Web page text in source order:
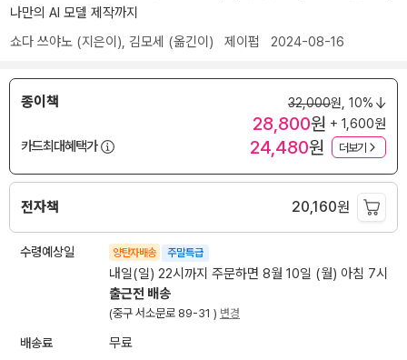
나만의 AI 모델 제작까지
쇼다 쓰야노 (지은이), 김모세 (옮긴이) 제이펍 2024-08-16
종이책 32,000원, 10%
28,800원 + 1,600원
카드최대혜택가
24,480원 더보기
전자책 20,160원
수령예상일 양탄자배송 주말특급
내일(일) 22시까지 주문하면 8월 10일 (월) 아침 7시
출근전 배송
(중구 서소문로 89-31 ) 변경
배송료 무료